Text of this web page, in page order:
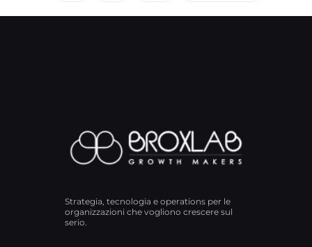
Strategia, tecnologia e operations per le
organizzazioni che vogliono crescere sul
serio.